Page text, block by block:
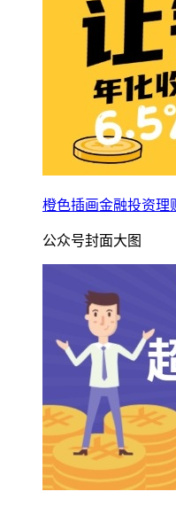
橙色插画金融投资理
公众号封面大图